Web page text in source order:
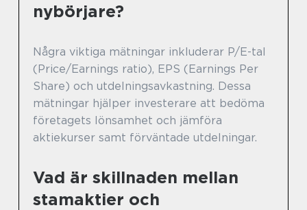
nybörjare?
Några viktiga mätningar inkluderar P/E-tal
(Price/Earnings ratio), EPS (Earnings Per
Share) och utdelningsavkastning. Dessa
mätningar hjälper investerare att bedöma
företagets lönsamhet och jämföra
aktiekurser samt förväntade utdelningar.
Vad är skillnaden mellan
stamaktier och